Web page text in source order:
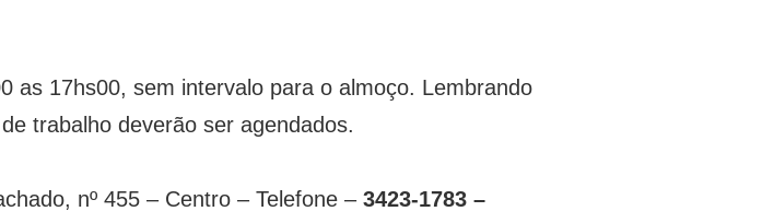
as 17hs00, sem intervalo para o almoço. Lembrando
trabalho deverão ser agendados.
nº 455 – Centro – Telefone – 3423-1783 –